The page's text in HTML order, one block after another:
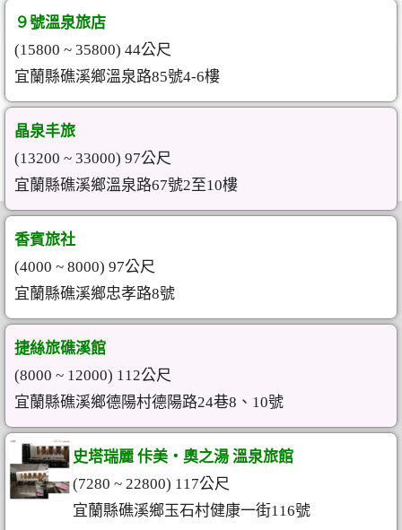
９號溫泉旅店
(15800 ~ 35800) 44公尺
宜蘭縣礁溪鄉溫泉路85號4-6樓
晶泉丰旅
(13200 ~ 33000) 97公尺
宜蘭縣礁溪鄉溫泉路67號2至10樓
香賓旅社
(4000 ~ 8000) 97公尺
宜蘭縣礁溪鄉忠孝路8號
捷絲旅礁溪館
(8000 ~ 12000) 112公尺
宜蘭縣礁溪鄉德陽村德陽路24巷8、10號
史塔瑞麗 佧美‧奧之湯 溫泉旅館
(7280 ~ 22800) 117公尺
宜蘭縣礁溪鄉玉石村健康一街116號